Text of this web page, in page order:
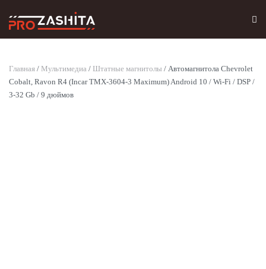
Skip to main content
Главная / Мультимедиа / Штатные магнитолы / Автомагнитола Chevrolet
Cobalt, Ravon R4 (Incar TMX-3604-3 Maximum) Android 10 / Wi-Fi / DSP /
3-32 Gb / 9 дюймов